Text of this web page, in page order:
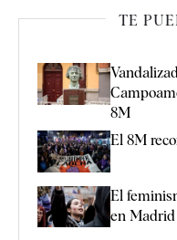
TE
8M
El 8M
El
en Madrid